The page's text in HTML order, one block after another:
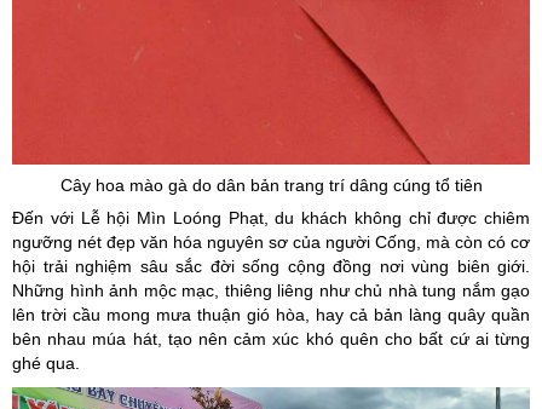
Cây hoa mào gà do dân bản trang trí dâng cúng tổ tiên
Đến với Lễ hội Mìn Loóng Phạt, du khách không chỉ được chiêm
ngưỡng nét đẹp văn hóa nguyên sơ của người Cống, mà còn có cơ
hội trải nghiệm sâu sắc đời sống cộng đồng nơi vùng biên giới.
Những hình ảnh mộc mạc, thiêng liêng như chủ nhà tung nắm gạo
lên trời cầu mong mưa thuận gió hòa, hay cả bản làng quây quần
bên nhau múa hát, tạo nên cảm xúc khó quên cho bất cứ ai từng
ghé qua.